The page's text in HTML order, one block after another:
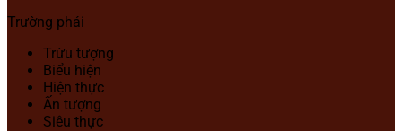
Trường phái
Trừu tượng
Biểu hiện
Hiện thực
Ấn tượng
Siêu thực